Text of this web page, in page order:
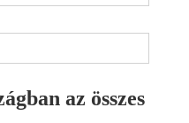
az összes